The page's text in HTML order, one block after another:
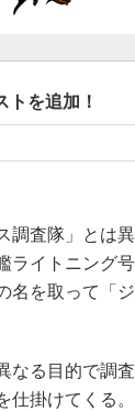
トを追加！
調査隊」とは
ライトニング
名を取って「
なる目的で調
仕掛けてくる。